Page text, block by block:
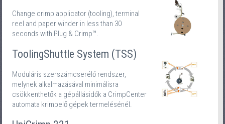
Change crimp applicator (tooling), terminal
reel and paper winder in less than 30
seconds with Plug & Crimp™.
ToolingShuttle System (TSS)
Moduláris szerszámcserélő rendszer,
melynek alkalmazásával minimálisra
csökkenthetők a gépállásidők a CrimpCenter
automata krimpelő gépek termelésénél.